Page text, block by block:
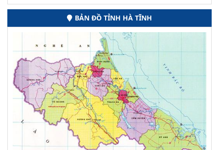
BẢN ĐỒ TỈNH HÀ TĨNH